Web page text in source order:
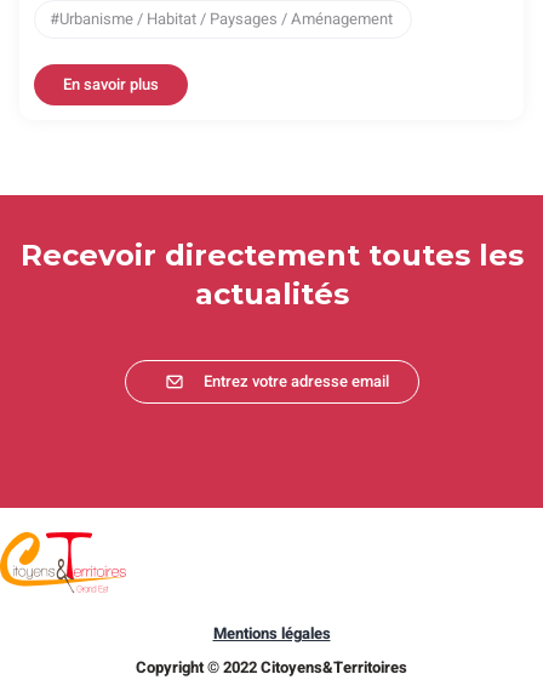
Urbanisme / Habitat / Paysages / Aménagement
En savoir plus
Recevoir directement toutes les
actualités
Entrez votre adresse email
Mentions légales
Copyright © 2022 Citoyens&Territoires